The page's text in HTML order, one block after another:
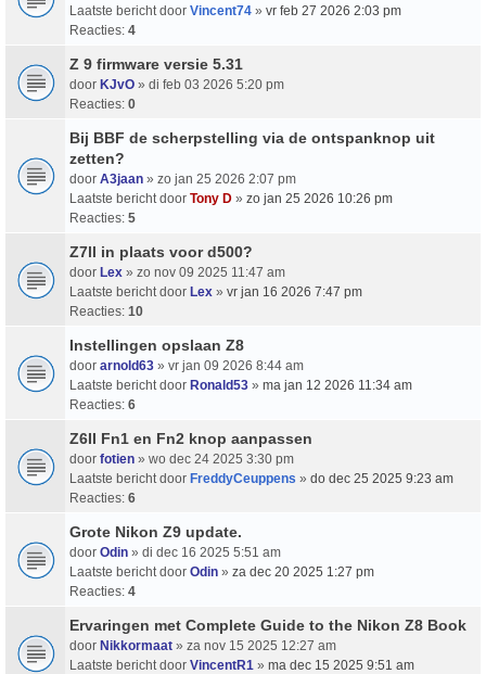
Laatste bericht door Vincent74 » vr feb 27 2026 2:03 pm
Reacties: 4
Z 9 firmware versie 5.31
door KJvO » di feb 03 2026 5:20 pm
Reacties: 0
Bij BBF de scherpstelling via de ontspanknop uit
zetten?
door A3jaan » zo jan 25 2026 2:07 pm
Laatste bericht door Tony D » zo jan 25 2026 10:26 pm
Reacties: 5
Z7ll in plaats voor d500?
door Lex » zo nov 09 2025 11:47 am
Laatste bericht door Lex » vr jan 16 2026 7:47 pm
Reacties: 10
Instellingen opslaan Z8
door arnold63 » vr jan 09 2026 8:44 am
Laatste bericht door Ronald53 » ma jan 12 2026 11:34 am
Reacties: 6
Z6II Fn1 en Fn2 knop aanpassen
door fotien » wo dec 24 2025 3:30 pm
Laatste bericht door FreddyCeuppens » do dec 25 2025 9:23 am
Reacties: 6
Grote Nikon Z9 update.
door Odin » di dec 16 2025 5:51 am
Laatste bericht door Odin » za dec 20 2025 1:27 pm
Reacties: 4
Ervaringen met Complete Guide to the Nikon Z8 Book
door Nikkormaat » za nov 15 2025 12:27 am
Laatste bericht door VincentR1 » ma dec 15 2025 9:51 am